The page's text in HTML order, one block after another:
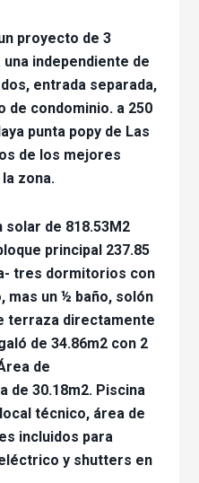
proyecto de 3
independiente de
entrada separada,
condominio. a 250
punta popy de Las
de los mejores
zona.
solar de 818.53M2
principal 237.85
tres dormitorios con
mas un ½ baño, solón
terraza directamente
de 34.86m2 con 2
de
de 30.18m2. Piscina
técnico, área de
incluidos para
y shutters en